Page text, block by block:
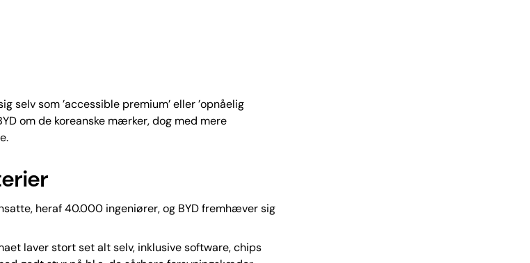
selv som ’accessible premium’ eller ’opnåelig
om de koreanske mærker, dog med mere
heraf 40.000 ingeniører, og BYD fremhæver sig
laver stort set alt selv, inklusive software, chips